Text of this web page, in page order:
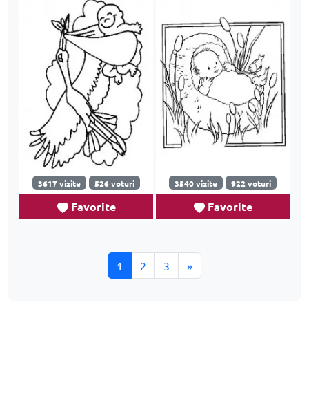
3617 vizite 526 voturi
Favorite
3540 vizite 922 voturi
Favorite
1 2 3 »